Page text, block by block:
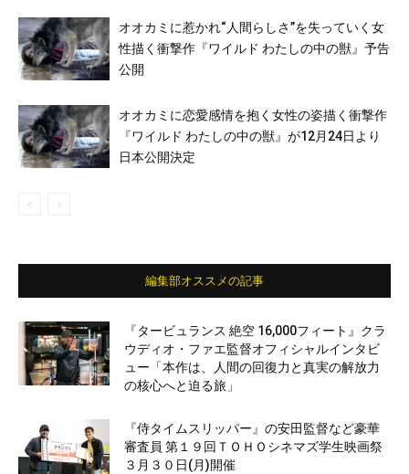
オオカミに惹かれ“人間らしさ”を失っていく女
性描く衝撃作『ワイルド わたしの中の獣』予告
公開
オオカミに恋愛感情を抱く女性の姿描く衝撃作
『ワイルド わたしの中の獣』が12月24日より
日本公開決定
編集部オススメの記事
『タービュランス 絶空 16,000フィート』クラ
ウディオ・ファエ監督オフィシャルインタビ
ュー「本作は、人間の回復力と真実の解放力
の核心へと迫る旅」
『侍タイムスリッパー』の安田監督など豪華
審査員 第１９回ＴＯＨＯシネマズ学生映画祭
３月３０日(月)開催